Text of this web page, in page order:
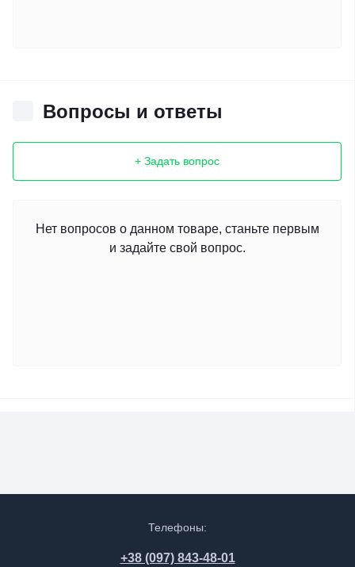
Вопросы и ответы
+ Задать вопрос
Нет вопросов о данном товаре, станьте первым
и задайте свой вопрос.
Телефоны:
+38 (097) 843-48-01